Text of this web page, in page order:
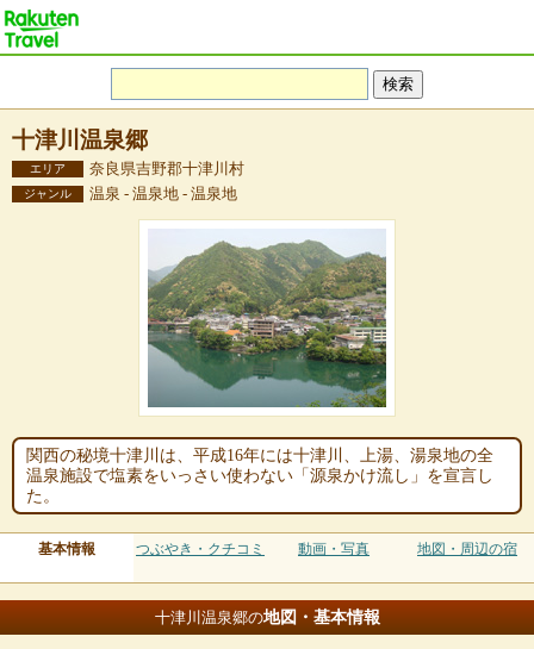
十津川温泉郷
エリア 奈良県吉野郡十津川村
ジャンル 温泉 - 温泉地 - 温泉地
関西の秘境十津川は、平成16年には十津川、上湯、湯泉地の全
温泉施設で塩素をいっさい使わない「源泉かけ流し」を宣言し
た。
基本情報 つぶやき・クチコミ 動画・写真 地図・周辺の宿
十津川温泉郷の地図・基本情報